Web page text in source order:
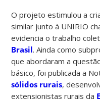
O projeto estimulou a
similar junto à UNIRIO
evidencia o trabalho
Brasil. Ainda como
que abordaram a
básico, foi publicada a
sólidos rurais,
extensionistas rurais da